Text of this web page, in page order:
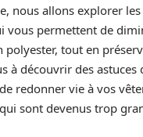
nous allons explorer
vous permettent de
polyester, tout en
à découvrir des astuces
redonner vie à vos
sont devenus trop